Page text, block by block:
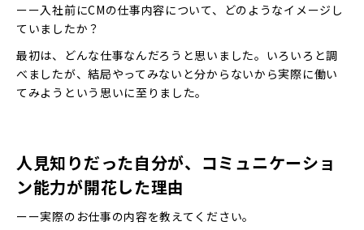
ーー入社前にCMの仕事内容について、どのようなイメージし
ていましたか？
最初は、どんな仕事なんだろうと思いました。いろいろと調
べましたが、結局やってみないと分からないから実際に働い
てみようという思いに至りました。
人見知りだった自分が、コミュニケーショ
ン能力が開花した理由
ーー実際のお仕事の内容を教えてください。